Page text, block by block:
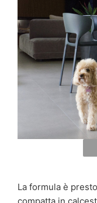
La formula è